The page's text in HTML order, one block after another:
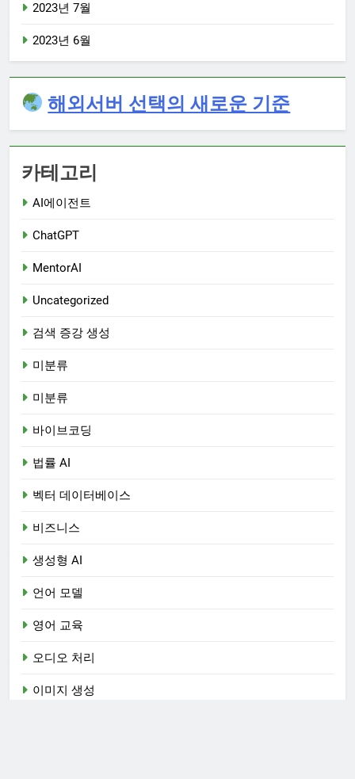
2023년 7월
2023년 6월
해외서버 선택의 새로운 기준
카테고리
AI에이전트
ChatGPT
MentorAI
Uncategorized
검색 증강 생성
미분류
미분류
바이브코딩
법률 AI
벡터 데이터베이스
비즈니스
생성형 AI
언어 모델
영어 교육
오디오 처리
이미지 생성